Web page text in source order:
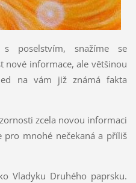
s poselstvím, snažíme se
nové informace, ale většinou
na vám již známá fakta
zcela novou informaci
mnohé nečekaná a příliš
Vladyku Druhého paprsku.